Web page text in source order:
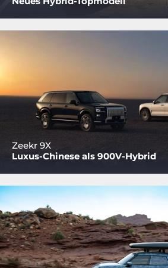
Zeekr 9X
Luxus-Chinese als 900V-Hybrid